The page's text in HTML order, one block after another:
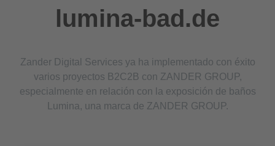
lumina-bad.de
Zander Digital Services ya ha implementado con éxito
varios proyectos B2C2B con ZANDER GROUP,
especialmente en relación con la exposición de baños
Lumina, una marca de ZANDER GROUP.